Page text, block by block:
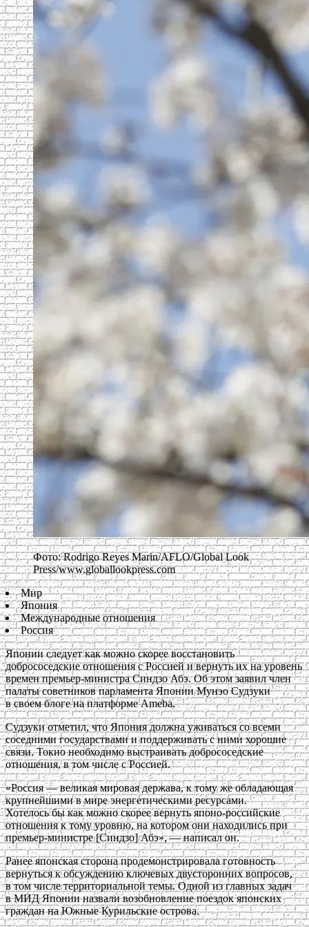
Фото: Rodrigo Reyes Marin/AFLO/Global Look
Press/www.globallookpress.com
Мир
Япония
Международные отношения
Россия
Японии следует как можно скорее восстановить
добрососедские отношения с Россией и вернуть их на уровень
времен премьер-министра Синдзо Абэ. Об этом заявил член
палаты советников парламента Японии Мунэо Судзуки
в своем блоге на платформе Ameba.
Судзуки отметил, что Япония должна уживаться со всеми
соседними государствами и поддерживать с ними хорошие
связи. Токио необходимо выстраивать добрососедские
отношения, в том числе с Россией.
«Россия — великая мировая держава, к тому же обладающая
крупнейшими в мире энергетическими ресурсами.
Хотелось бы как можно скорее вернуть японо-российские
отношения к тому уровню, на котором они находились при
премьер-министре [Синдзо] Абэ», — написал он.
Ранее японская сторона продемонстрировала готовность
вернуться к обсуждению ключевых двусторонних вопросов,
в том числе территориальной темы. Одной из главных задач
в МИД Японии назвали возобновление поездок японских
граждан на Южные Курильские острова.